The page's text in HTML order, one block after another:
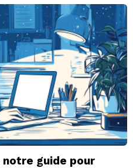
guide pour